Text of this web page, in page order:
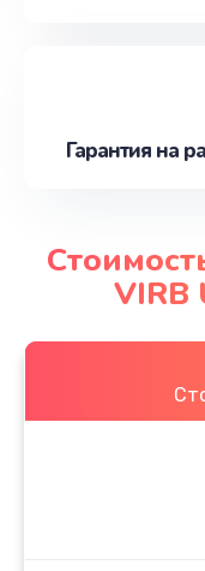
Гарантия на
VIRB